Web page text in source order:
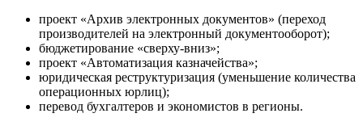
проект «Архив электронных документов» (переход
производителей на электронный документооборот);
бюджетирование «сверху-вниз»;
проект «Автоматизация казначейства»;
юридическая реструктуризация (уменьшение количества
операционных юрлиц);
перевод бухгалтеров и экономистов в регионы.